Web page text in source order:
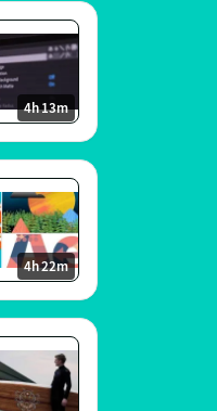
4h 13m
4h 22m